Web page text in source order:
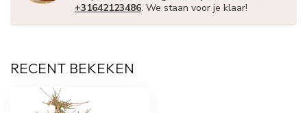
+31642123486. We staan voor je klaar!
RECENT BEKEKEN